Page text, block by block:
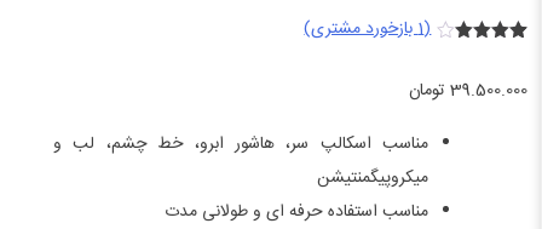
در
(
1بازخورد مشتری)
39.500.000 تومان
مناسب اسکالپ سر، هاشور ابرو، خط چشم، لب و
میکروپیگمنتیشن
مناسب استفاده حرفه‌ ای و طولانی‌ مدت